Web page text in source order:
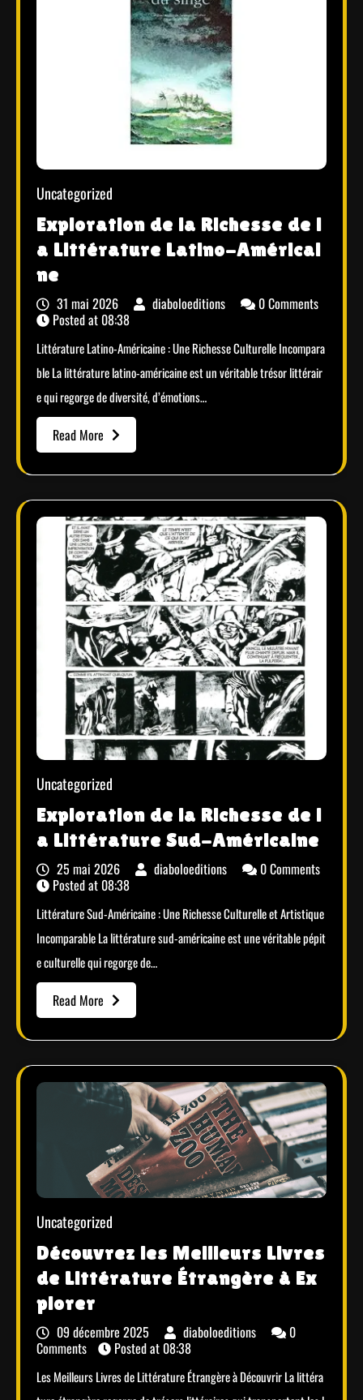
Uncategorized
Exploration de la Richesse de l
a Littérature Latino-Américai
ne
31 mai 2026 diaboloeditions
0 Comments
Posted at 08:38
Littérature Latino-Américaine : Une Richesse Culturelle Incompara
ble La littérature latino-américaine est un véritable trésor littérair
e qui regorge de diversité, d’émotions…
Read More
Uncategorized
Exploration de la Richesse de l
a Littérature Sud-Américaine
25 mai 2026 diaboloeditions
0 Comments
Posted at 08:38
Littérature Sud-Américaine : Une Richesse Culturelle et Artistique
Incomparable La littérature sud-américaine est une véritable pépit
e culturelle qui regorge de…
Read More
Uncategorized
Découvrez les Meilleurs Livres
de Littérature Étrangère à Ex
plorer
09 décembre 2025 diaboloeditions
0
Comments
Posted at 08:38
Les Meilleurs Livres de Littérature Étrangère à Découvrir La littéra